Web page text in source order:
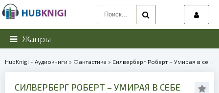
Жанры
HubKnigi - Аудиокниги » Фантастика » Силверберг Роберт – Умирая в себе | 38617
СИЛВЕРБЕРГ РОБЕРТ – УМИРАЯ В СЕБЕ